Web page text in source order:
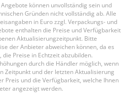
können unvollständig sein und
Gründen nicht vollständig ab. Alle
in Euro zzgl. Verpackungs- und
enthalten die Preise und Verfügbarkeit
Aktualisierungzeitpunkt. Bitte
der Anbieter abweichen können, da es
Preise in Echtzeit abzubilden.
durch die Händler möglich, wenn
Zeitpunkt und der letzten Aktualisierung
Preis und die Verfügbarkeit, welche Ihnen
angezeigt werden.